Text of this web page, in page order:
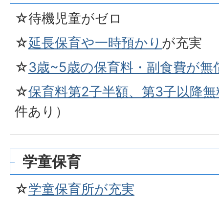
☆待機児童がゼロ
☆延長保育や一時預かり が充実
☆3歳~5歳の保育料・副食費が無
☆保育料第2子半額、第3子以降
件あり）
学童保育
☆学童保育所が充実